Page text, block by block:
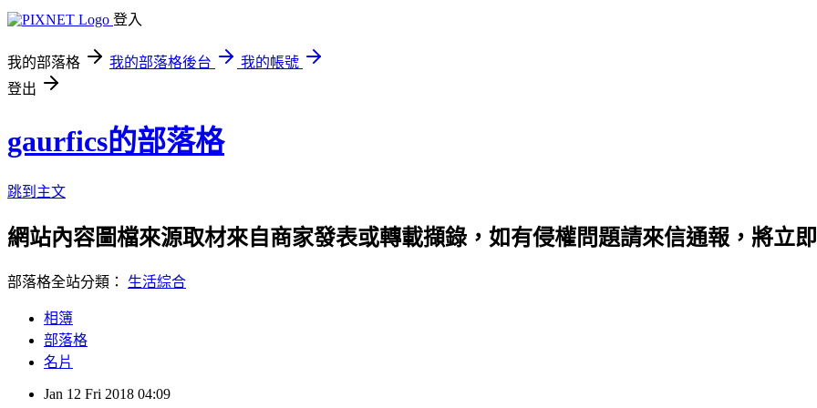
登入
我的部落格 我的部落格後台
我的帳號
登出
gaurfics的部落格
跳到主文
網站內容圖檔來源取材來自商家發表或轉載擷錄，如有侵權問題請來信通報，將立
部落格全站分類： 生活綜合
相簿
部落格
名片
Jan 12 Fri 2018 04:09